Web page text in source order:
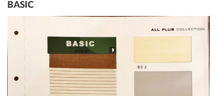
BASIC